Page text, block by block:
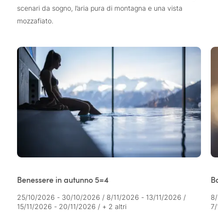
scenari da sogno, l’aria pura di montagna e una vista
mozzafiato.
Benessere in autunno 5=4
25/10/2026 - 30/10/2026 / 8/11/2026 - 13/11/2026 /
15/11/2026 - 20/11/2026 / + 2 altri